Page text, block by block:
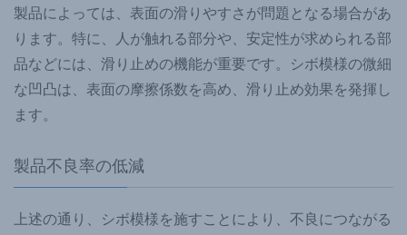
製品によっては、表面の滑りやすさが問題となる場合があ
ります。特に、人が触れる部分や、安定性が求められる部
品などには、滑り止めの機能が重要です。シボ模様の微細
な凹凸は、表面の摩擦係数を高め、滑り止め効果を発揮し
ます。
製品不良率の低減
上述の通り、シボ模様を施すことにより、不良につながる